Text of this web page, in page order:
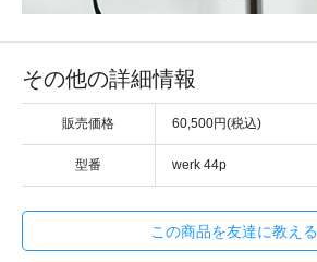
その他の詳細情報
販売価格 60,500円(税込)
型番 werk 44p
この商品を友達に教える